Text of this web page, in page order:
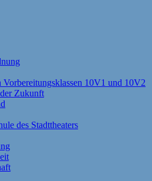
10V1 und 10V2
Zukunft
des Stadttheaters